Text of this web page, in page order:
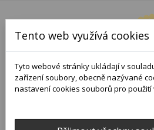
Tento web využívá cookies
Tyto webové stránky ukládají v
zařízení soubory, obecně nazývané
nastavení cookies souborů pro použití